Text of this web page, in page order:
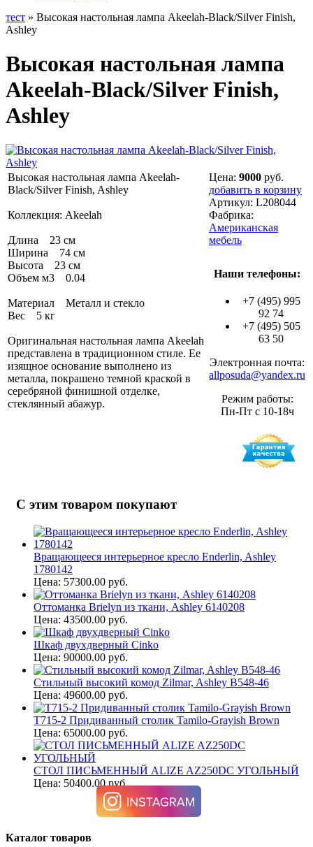
тест » Высокая настольная лампа Akeelah-Black/Silver Finish,
Ashley
Высокая настольная лампа
Akeelah-Black/Silver Finish,
Ashley
Высокая настольная лампа Akeelah-
Black/Silver Finish, Ashley
Коллекция: Akeelah
Длина 23 см
Ширина 74 см
Высота 23 см
Объем м3 0.04
Материал Металл и стекло
Вес 5 кг
Оригинальная настольная лампа Akeelah
представлена в традиционном стиле. Ее
изящное основание выполнено из
металла, покрашено темной краской в
серебряной финишной отделке,
стеклянный абажур.
Цена: 9000 руб.
добавить в корзину
Артикул: L208044
Фабрика:
Американская
мебель
Наши телефоны:
+7 (495) 995
92 74
+7 (495) 505
63 50
Электронная почта:
allposuda@yandex.ru
Режим работы:
Пн-Пт с 10-18ч
С этим товаром покупают
Вращающееся интерьерное кресло Enderlin, Ashley
1780142
Цена: 57300.00 руб.
Оттоманка Brielyn из ткани, Ashley 6140208
Цена: 43500.00 руб.
Шкаф двухдверный Cinko
Цена: 90000.00 руб.
Стильный высокий комод Zilmar, Ashley B548-46
Цена: 49600.00 руб.
T715-2 Придиванный столик Tamilo-Grayish Brown
Цена: 65000.00 руб.
СТОЛ ПИСЬМЕННЫЙ ALIZE AZ250DC УГОЛЬНЫЙ
Цена: 50400.00 руб.
Каталог товаров